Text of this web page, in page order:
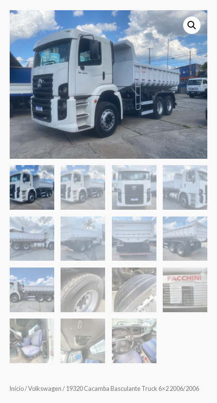
Início/Volkswagen / 19320 Cacamba Basculante Truck 6×2 2006/2006